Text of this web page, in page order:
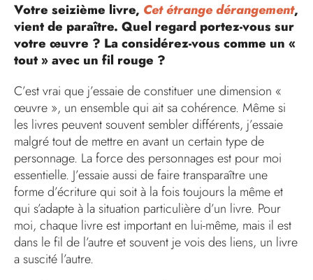
Votre seizième livre, Cet étrange dérangement,
vient de paraître. Quel regard portez-vous sur
votre œuvre ? La considérez-vous comme un «
tout » avec un fil rouge ?
C’est vrai que j’essaie de constituer une dimension «
œuvre », un ensemble qui ait sa cohérence. Même si
les livres peuvent souvent sembler différents, j’essaie
malgré tout de mettre en avant un certain type de
personnage. La force des personnages est pour moi
essentielle. J’essaie aussi de faire transparaître une
forme d’écriture qui soit à la fois toujours la même et
qui s’adapte à la situation particulière d’un livre. Pour
moi, chaque livre est important en lui-même, mais il est
dans le fil de l’autre et souvent je vois des liens, un livre
a suscité l’autre.